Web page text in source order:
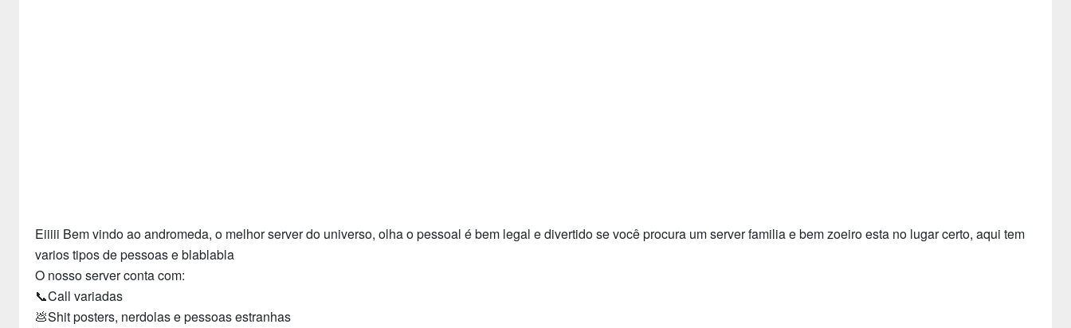
Eiiiii Bem vindo ao andromeda, o melhor server do universo, olha o pessoal é bem legal e divertido se você procura um server familia e bem zoeiro esta no lugar certo, aqui tem
varios tipos de pessoas e blablabla
O nosso server conta com:
📞Call variadas
💩Shit posters, nerdolas e pessoas estranhas